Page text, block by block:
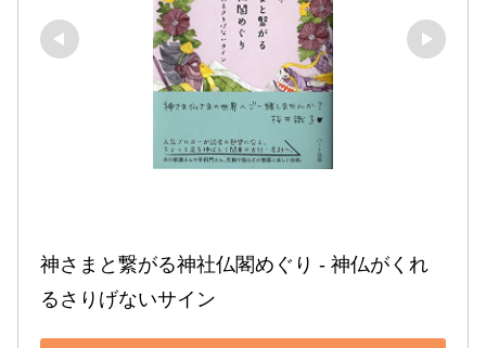
神さまと繋がる神社仏閣めぐり - 神仏がくれ
るさりげないサイン